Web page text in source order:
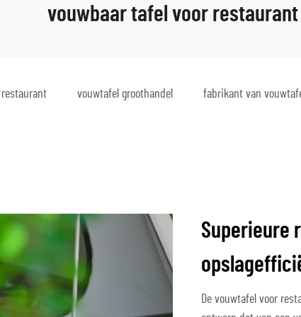
vouwbaar tafel voor restaurant
vouwtafel groothandel fabrikant van
Superieure
De vouwtafel voor